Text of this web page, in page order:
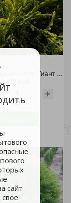
сайт
Туя западная Литтл Гиант Р9 1шт /Thuja occidentalis Little Giant
шт